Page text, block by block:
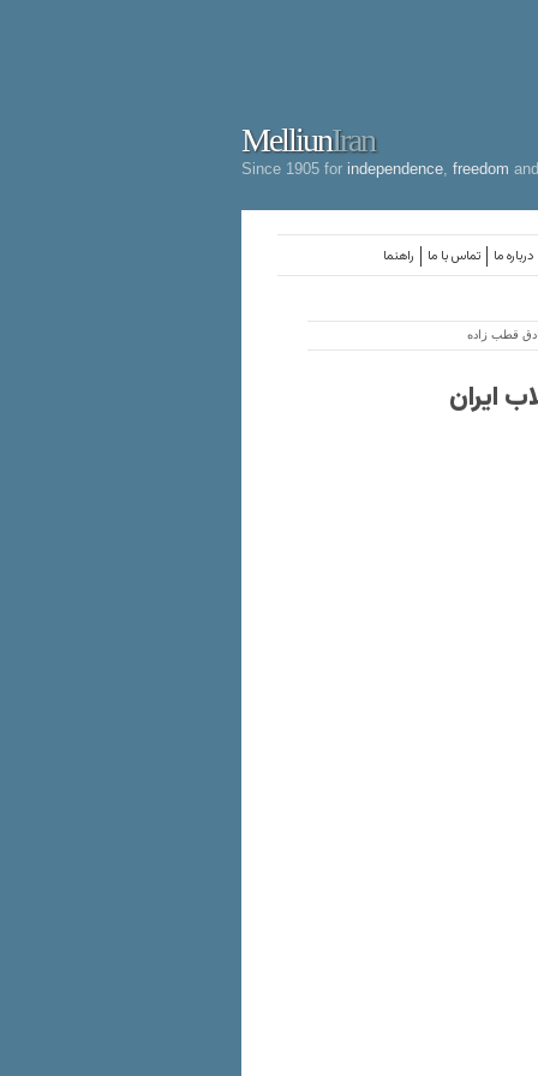
MelliunIran
Since 1905 for independence freedom
راهنما تماس با ما درباره ما
قطب زاده
ایران